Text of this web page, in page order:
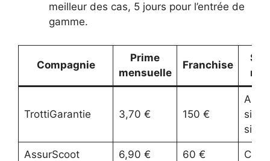
meilleur des cas, 5 jours pour l’entrée de
gamme.
Compagnie
Prime
mensuelle
Franchise
TrottiGarantie 3,70 € 150 €
AssurScoot 6,90 € 60 €